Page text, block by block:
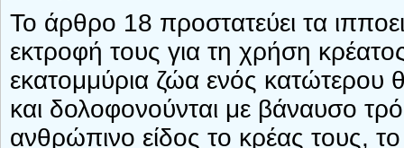
Το άρθρο 18 προστατεύει τα
εκτροφή τους για τη χρήση
εκατομμύρια ζώα ενός κατώτερου
και δολοφονούνται με βάναυσο
ανθρώπινο είδος το κρέας τους,